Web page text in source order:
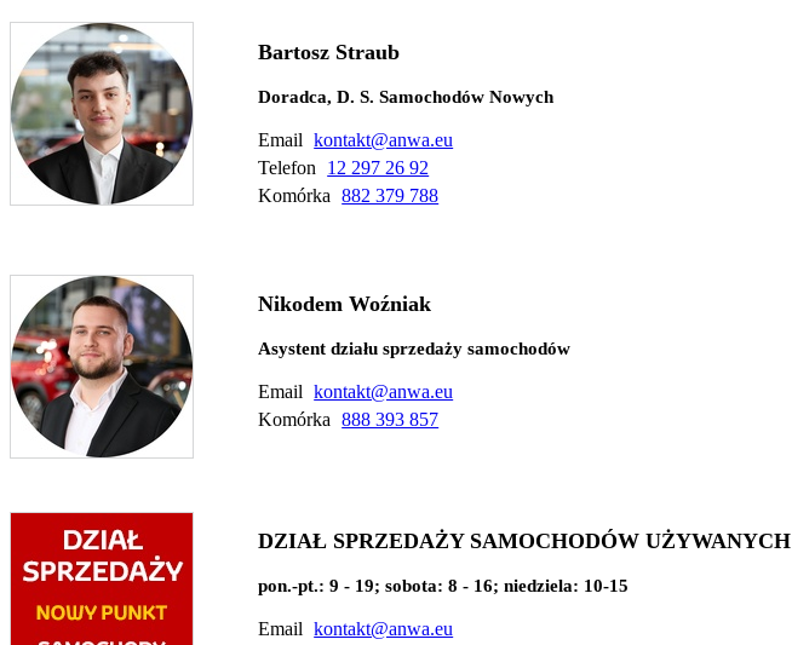
Bartosz Straub
Doradca, D. S. Samochodów Nowych
Email kontakt@anwa.eu
Telefon
12 297 26 92
Komórka 882 379 788
Nikodem Woźniak
Asystent działu sprzedaży samochodów
Email kontakt@anwa.eu
Komórka 888 393 857
DZIAŁ SPRZEDAŻY SAMOCHODÓW UŻYWANYCH
pon.-pt.: 9 - 19; sobota: 8 - 16; niedziela: 10-15
Email kontakt@anwa.eu